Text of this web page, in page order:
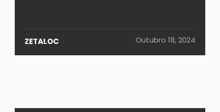
ZETALOC Outubro 18, 2024